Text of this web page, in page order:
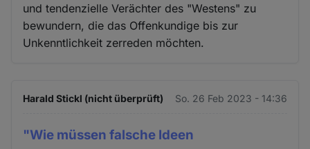
und tendenzielle Verächter des "Westens" zu
bewundern, die das Offenkundige bis zur
Unkenntlichkeit zerreden möchten.
Harald Stickl (nicht überprüft) So. 26 Feb 2023 - 14:36
"Wie müssen falsche Ideen